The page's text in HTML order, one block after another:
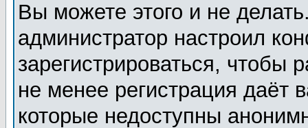
Вы можете этого и не
администратор настроил
зарегистрироваться,
не менее регистрация даёт
которые недоступны